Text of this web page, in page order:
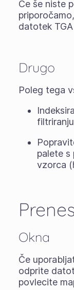
Če še niste
datotek
Drugo
Poleg tega
palete s
vzorca
Okna
Če
odprite
povlecite